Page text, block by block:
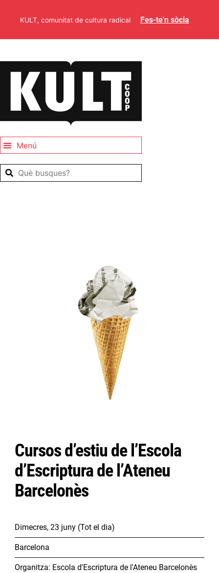
KULT, comunitat de cultura radical Fes-te'n sòcia
Cursos d’estiu de l’Escola
d’Escriptura de l’Ateneu
Barcelonès
Dimecres, 23 juny (Tot el dia)
Barcelona
Organitza: Escola d'Escriptura de l'Ateneu Barcelonès